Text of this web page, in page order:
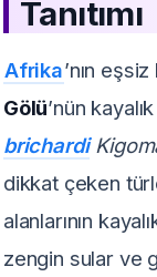
Tanıtımı
Afrika’nın
Gölü’nün
brichardi
dikkat çeken
alanlarının
zengin sular ve